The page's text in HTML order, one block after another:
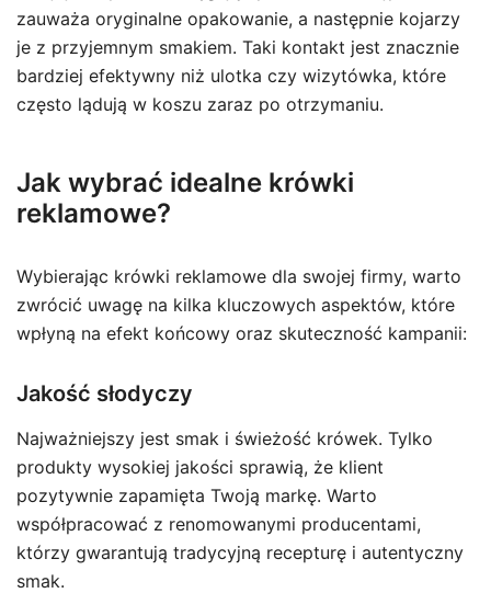
zauważa oryginalne opakowanie, a następnie kojarzy
je z przyjemnym smakiem. Taki kontakt jest znacznie
bardziej efektywny niż ulotka czy wizytówka, które
często lądują w koszu zaraz po otrzymaniu.
Jak wybrać idealne krówki
reklamowe?
Wybierając krówki reklamowe dla swojej firmy, warto
zwrócić uwagę na kilka kluczowych aspektów, które
wpłyną na efekt końcowy oraz skuteczność kampanii:
Jakość słodyczy
Najważniejszy jest smak i świeżość krówek. Tylko
produkty wysokiej jakości sprawią, że klient
pozytywnie zapamięta Twoją markę. Warto
współpracować z renomowanymi producentami,
którzy gwarantują tradycyjną recepturę i autentyczny
smak.